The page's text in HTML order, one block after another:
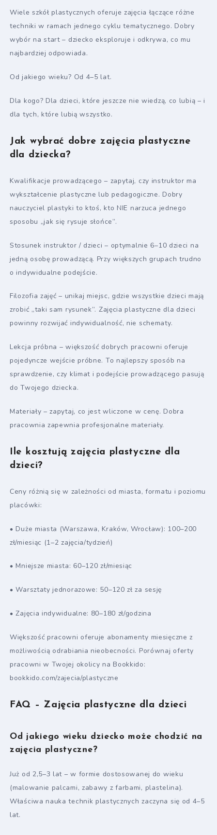
Wiele szkół plastycznych oferuje zajęcia łączące różne
techniki w ramach jednego cyklu tematycznego. Dobry
wybór na start – dziecko eksploruje i odkrywa, co mu
najbardziej odpowiada.
Od jakiego wieku? Od 4–5 lat.
Dla kogo? Dla dzieci, które jeszcze nie wiedzą, co lubią – i
dla tych, które lubią wszystko.
Jak wybrać dobre zajęcia plastyczne
dla dziecka?
Kwalifikacje prowadzącego – zapytaj, czy instruktor ma
wykształcenie plastyczne lub pedagogiczne. Dobry
nauczyciel plastyki to ktoś, kto NIE narzuca jednego
sposobu „jak się rysuje słońce”.
Stosunek instruktor / dzieci – optymalnie 6–10 dzieci na
jedną osobę prowadzącą. Przy większych grupach trudno
o indywidualne podejście.
Filozofia zajęć – unikaj miejsc, gdzie wszystkie dzieci mają
zrobić „taki sam rysunek”. Zajęcia plastyczne dla dzieci
powinny rozwijać indywidualność, nie schematy.
Lekcja próbna – większość dobrych pracowni oferuje
pojedyncze wejście próbne. To najlepszy sposób na
sprawdzenie, czy klimat i podejście prowadzącego pasują
do Twojego dziecka.
Materiały – zapytaj, co jest wliczone w cenę. Dobra
pracownia zapewnia profesjonalne materiały.
Ile kosztują zajęcia plastyczne dla
dzieci?
Ceny różnią się w zależności od miasta, formatu i poziomu
placówki:
• Duże miasta (Warszawa, Kraków, Wrocław): 100–200
zł/miesiąc (1–2 zajęcia/tydzień)
• Mniejsze miasta: 60–120 zł/miesiąc
• Warsztaty jednorazowe: 50–120 zł za sesję
• Zajęcia indywidualne: 80–180 zł/godzina
Większość pracowni oferuje abonamenty miesięczne z
możliwością odrabiania nieobecności. Porównaj oferty
pracowni w Twojej okolicy na Bookkido:
bookkido.com/zajecia/plastyczne
FAQ – Zajęcia plastyczne dla dzieci
Od jakiego wieku dziecko może chodzić na
zajęcia plastyczne?
Już od 2,5–3 lat – w formie dostosowanej do wieku
(malowanie palcami, zabawy z farbami, plastelina).
Właściwa nauka technik plastycznych zaczyna się od 4–5
lat.